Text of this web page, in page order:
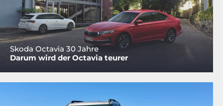
Skoda Octavia 30 Jahre
Darum wird der Octavia teurer